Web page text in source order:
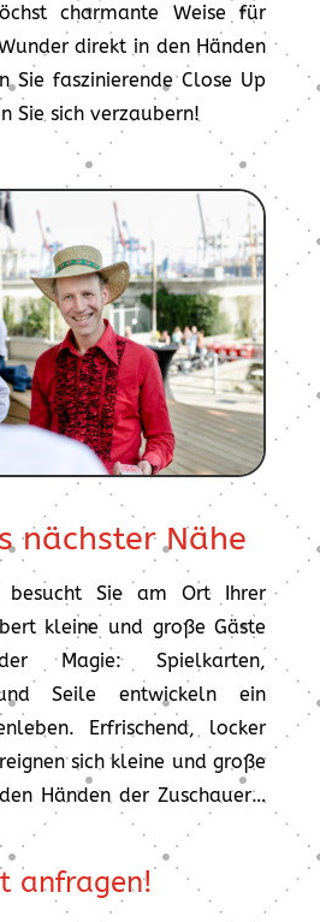
charmante Weise für
direkt in den Händen
Sie faszinierende Close Up
Sie sich verzaubern!
nächster Nähe
besucht Sie am Ort Ihrer
kleine und große Gäste
Magie: Spielkarten,
Seile entwickeln ein
Erfrischend, locker
sich kleine und große
Händen der Zuschauer…
anfragen!